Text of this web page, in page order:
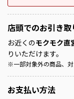
店頭でのお引き取
お近くのモクモク直
りいただけます。
※一部対象外の商品、
お支払い方法